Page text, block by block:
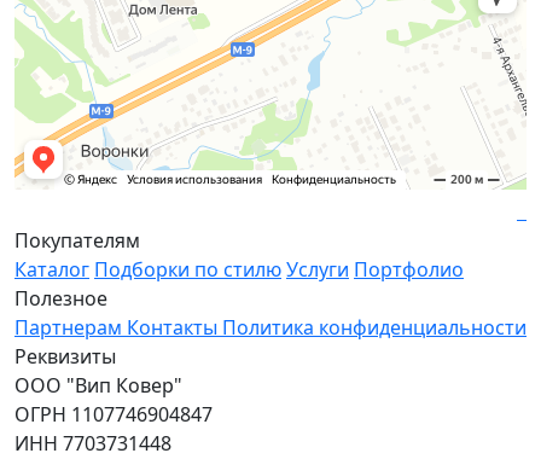
Покупателям
Каталог Подборки по стилюУслуги Портфолио
Полезное
Партнерам Контакты Политика конфиденциальности
Реквизиты
ООО "Вип Ковер"
ОГРН 1107746904847
ИНН 7703731448